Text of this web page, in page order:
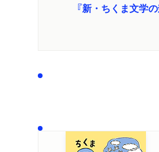
『新・ちくま文